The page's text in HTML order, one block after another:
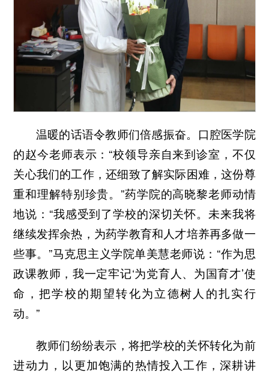
温暖的话语令教师们倍感振奋。口腔医学院
的赵今老师表示：“校领导亲自来到诊室，不仅
关心我们的工作，还细致了解实际困难，这份尊
重和理解特别珍贵。”药学院的高晓黎老师动情
地说：“我感受到了学校的深切关怀。未来我将
继续发挥余热，为药学教育和人才培养再多做一
些事。”马克思主义学院单美慧老师说：“作为思
政课教师，我一定牢记‘为党育人、为国育才’使
命，把学校的期望转化为立德树人的扎实行
动。”
教师们纷纷表示，将把学校的关怀转化为前
进动力，以更加饱满的热情投入工作，深耕讲